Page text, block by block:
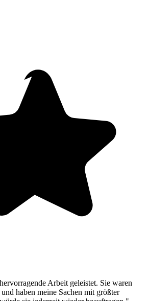
Arbeit geleistet. Sie waren
haben meine Sachen mit größter